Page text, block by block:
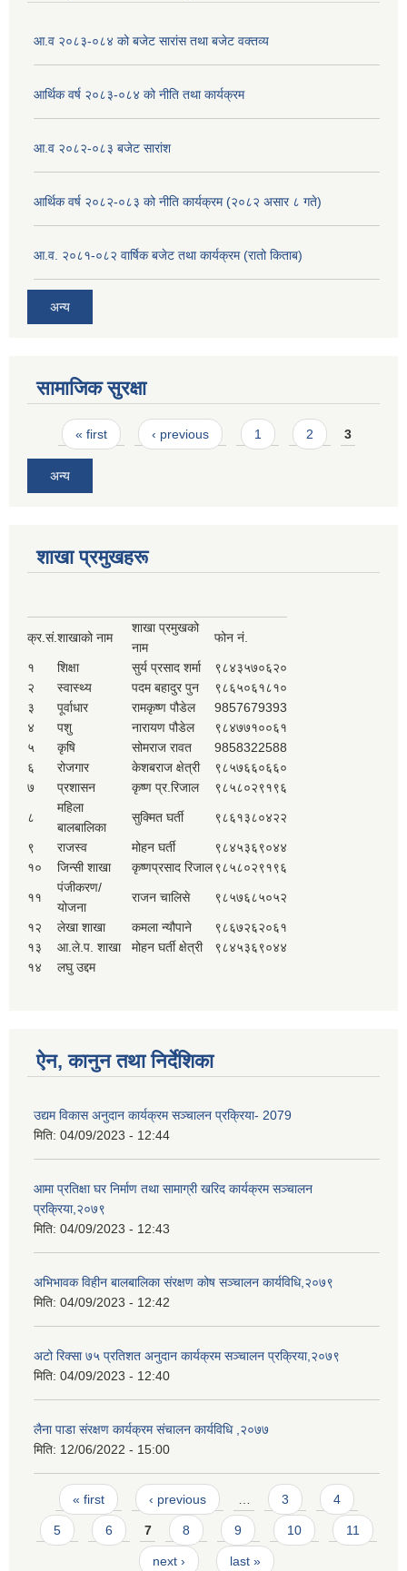
आ.व २०८३-०८४ को बजेट सारांस तथा बजेट वक्तव्य
आर्थिक वर्ष २०८३-०८४ को नीति तथा कार्यक्रम
आ.व २०८२-०८३ बजेट सारांश
आर्थिक वर्ष २०८२-०८३ को नीति कार्यक्रम (२०८२ असार ८ गते)
आ.व. २०८१-०८२ वार्षिक बजेट तथा कार्यक्रम (रातो किताब)
अन्य
सामाजिक सुरक्षा
Pages
« first ‹ previous 1 2 3
अन्य
शाखा प्रमुखहरू
क्र.सं.शाखाको नाम
शाखा प्रमुखको
नाम
फोन नं.
१ शिक्षा सुर्य प्रसाद शर्मा
९८४३५७०६२०
२
स्वास्थ्य पदम बहादुर पुन
९८६५०६१८१०
३
पूर्वाधार रामकृष्ण पौडेल
9857679393
४
पशु नारायण पौडेल
९८४७७१००६१
५
कृषि सोमराज रावत
9858322588
६
रोजगार केशबराज क्षेत्री
९८५७६६०६६०
७
प्रशासन कृष्ण प्र.रिजाल ९८५८०२९१९६
८
महिला
बालबालिका
सुक्मित घर्ती ९८६१३८०४२२
९ राजस्व मोहन घर्ती
९८४५३६९०४४
१०
जिन्सी शाखा कृष्णप्रसाद रिजाल९८५८०२९१९६
११
पंजीकरण/
योजना
राजन चालिसे ९८५७६८५०५२
१२ लेखा शाखा कमला न्यौपाने
९८६७२६२०६१
१३
आ.ले.प. शाखा मोहन घर्ती क्षेत्री
९८४५३६९०४४
१४
लघु उद्दम
ऐन, कानुन तथा निर्देशिका
उद्यम विकास अनुदान कार्यक्रम सञ्चालन प्रक्रिया- 2079
मिति: 04/09/2023 - 12:44
आमा प्रतिक्षा घर निर्माण तथा सामाग्री खरिद कार्यक्रम सञ्चालन
प्रक्रिया,२०७९
मिति: 04/09/2023 - 12:43
अभिभावक विहीन बालबालिका संरक्षण कोष सञ्चालन कार्यविधि,२०७९
मिति: 04/09/2023 - 12:42
अटो रिक्सा ७५ प्रतिशत अनुदान कार्यक्रम सञ्चालन प्रक्रिया,२०७९
मिति: 04/09/2023 - 12:40
लैना पाडा संरक्षण कार्यक्रम संचालन कार्यविधि ,२०७७
मिति: 12/06/2022 - 15:00
Pages
« first ‹ previous 3 4
5 6 7 8 9 10 11
next › last »